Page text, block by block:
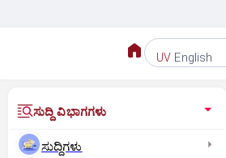
UV English
ಸುದ್ದಿ ವಿಭಾಗಗಳು
ಸುದ್ದಿಗಳು